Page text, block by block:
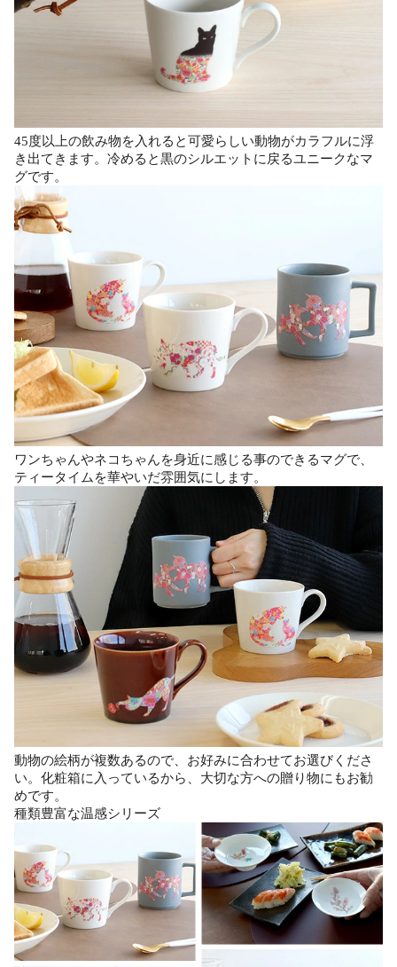
45度以上の飲み物を入れると可愛らしい動物がカラフルに浮
き出てきます。冷めると黒のシルエットに戻るユニークなマ
グです。
ワンちゃんやネコちゃんを身近に感じる事のできるマグで、
ティータイムを華やいだ雰囲気にします。
動物の絵柄が複数あるので、お好みに合わせてお選びくださ
い。化粧箱に入っているから、大切な方への贈り物にもお勧
めです。
種類豊富な温感シリーズ